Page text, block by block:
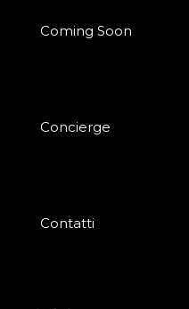
Coming Soon
Concierge
Contatti